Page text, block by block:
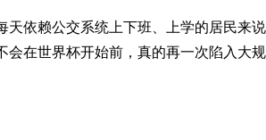
天依赖公交系统上下班、上学的居民来
会在世界杯开始前，真的再一次陷入大规